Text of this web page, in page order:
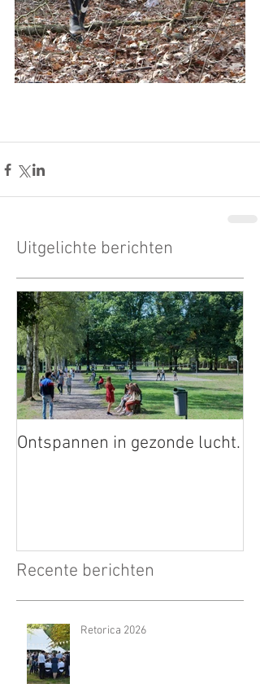
Uitgelichte berichten
Ontspannen in gezonde lucht.
Recente berichten
Retorica 2026